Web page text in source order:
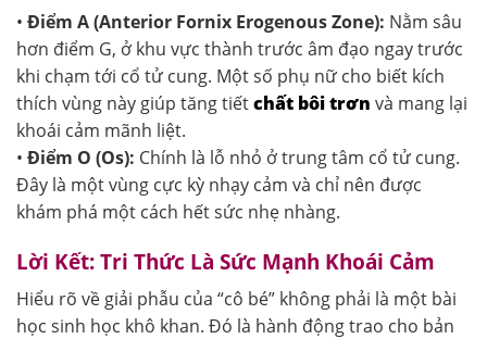
• Điểm A (Anterior Fornix Erogenous Zone): Nằm sâu
hơn điểm G, ở khu vực thành trước âm đạo ngay trước
khi chạm tới cổ tử cung. Một số phụ nữ cho biết kích
thích vùng này giúp tăng tiếtchất bôi trơn và mang lại
khoái cảm mãnh liệt.
• Điểm O (Os): Chính là lỗ nhỏ ở trung tâm cổ tử cung.
Đây là một vùng cực kỳ nhạy cảm và chỉ nên được
khám phá một cách hết sức nhẹ nhàng.
Lời Kết: Tri Thức Là Sức Mạnh Khoái Cảm
Hiểu rõ về giải phẫu của “cô bé” không phải là một bài
học sinh học khô khan. Đó là hành động trao cho bản